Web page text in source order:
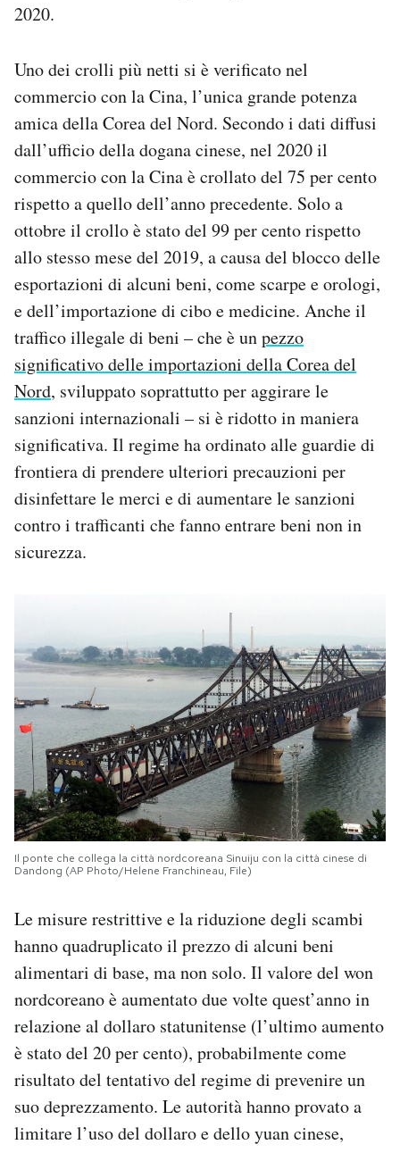
2020.
Uno dei crolli più netti si è verificato nel
commercio con la Cina, l’unica grande potenza
amica della Corea del Nord. Secondo i dati diffusi
dall’ufficio della dogana cinese, nel 2020 il
commercio con la Cina è crollato del 75 per cento
rispetto a quello dell’anno precedente. Solo a
ottobre il crollo è stato del 99 per cento rispetto
allo stesso mese del 2019, a causa del blocco delle
esportazioni di alcuni beni, come scarpe e orologi,
e dell’importazione di cibo e medicine. Anche il
traffico illegale di beni – che è unpezzo
significativo delle importazioni della Corea del
Nord, sviluppato soprattutto per aggirare le
sanzioni internazionali – si è ridotto in maniera
significativa. Il regime ha ordinato alle guardie di
frontiera di prendere ulteriori precauzioni per
disinfettare le merci e di aumentare le sanzioni
contro i trafficanti che fanno entrare beni non in
sicurezza.
Il ponte che collega la città nordcoreana Sinuiju con la città cinese di
Dandong (AP Photo/Helene Franchineau, File)
Le misure restrittive e la riduzione degli scambi
hanno quadruplicato il prezzo di alcuni beni
alimentari di base, ma non solo. Il valore del won
nordcoreano è aumentato due volte quest’anno in
relazione al dollaro statunitense (l’ultimo aumento
è stato del 20 per cento), probabilmente come
risultato del tentativo del regime di prevenire un
suo deprezzamento. Le autorità hanno provato a
limitare l’uso del dollaro e dello yuan cinese,